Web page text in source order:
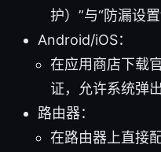
护）”与“防漏设置
Android/iOS：
在应用商店下载
证，允许系统弹
路由器：
在路由器上直接